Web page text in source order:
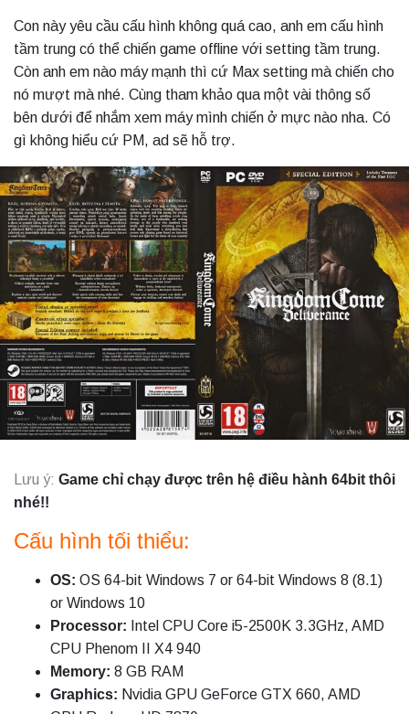
Con này yêu cầu cấu hình không quá cao, anh em cấu hình
tầm trung có thể chiến game offline với setting tầm trung.
Còn anh em nào máy mạnh thì cứ Max setting mà chiến cho
nó mượt mà nhé. Cùng tham khảo qua một vài thông số
bên dưới để nhắm xem máy mình chiến ở mực nào nha. Có
gì không hiểu cứ PM, ad sẽ hỗ trợ.
Lưu ý: Game chỉ chạy được trên hệ điều hành 64bit thôi
nhé!!
Cấu hình tối thiểu:
OS: OS 64-bit Windows 7 or 64-bit Windows 8 (8.1)
or Windows 10
Processor: Intel CPU Core i5-2500K 3.3GHz, AMD
CPU Phenom II X4 940
Memory: 8 GB RAM
Graphics: Nvidia GPU GeForce GTX 660, AMD